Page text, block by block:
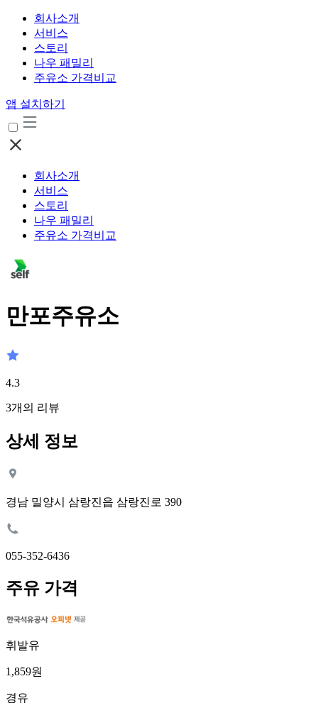
회사소개
서비스
스토리
나우 패밀리
주유소 가격비교
앱 설치하기
회사소개
서비스
스토리
나우 패밀리
주유소 가격비교
만포주유소
4.3
3개의 리뷰
상세 정보
경남 밀양시 삼랑진읍 삼랑진로 390
055-352-6436
주유 가격
휘발유
1,859원
경유